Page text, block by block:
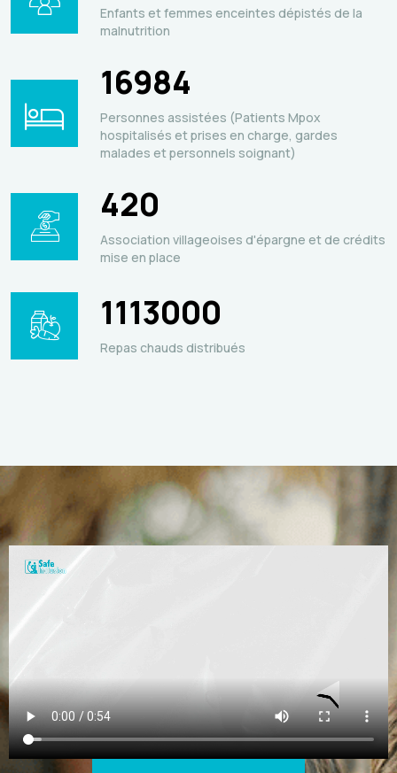
Enfants et femmes enceintes dépistés de la
malnutrition
16984
Personnes assistées (Patients Mpox
hospitalisés et prises en charge, gardes
malades et personnels soignant)
420
Association villageoises d'épargne et de crédits
mise en place
1113000
Repas chauds distribués